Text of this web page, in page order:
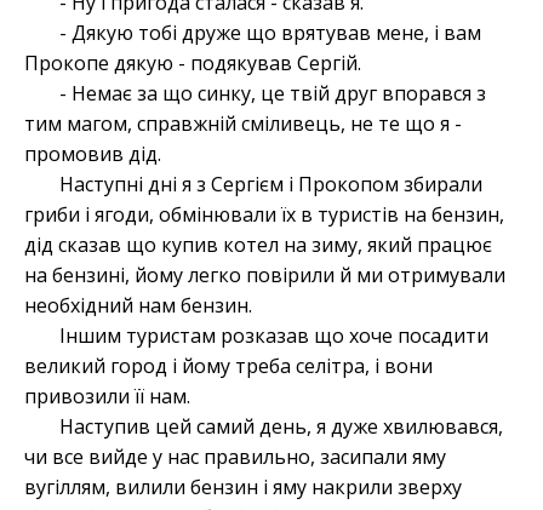
- Дякую тобі друже що врятував мене, і вам
Прокопе дякую - подякував Сергій.
- Немає за що синку, це твій друг впорався з
тим магом, справжній сміливець, не те що я -
промовив дід.
Наступні дні я з Сергієм і Прокопом збирали
гриби і ягоди, обмінювали їх в туристів на бензин,
дід сказав що купив котел на зиму, який працює
на бензині, йому легко повірили й ми отримували
необхідний нам бензин.
Іншим туристам розказав що хоче посадити
великий город і йому треба селітра, і вони
привозили її нам.
Наступив цей самий день, я дуже хвилювався,
чи все вийде у нас правильно, засипали яму
вугіллям, вилили бензин і яму накрили зверху